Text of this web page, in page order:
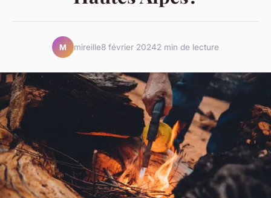
M mireille8 février 20242 min de lecture